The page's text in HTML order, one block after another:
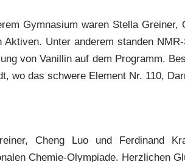
Gymnasium waren Stella Greiner,
Aktiven. Unter anderem standen
von Vanillin auf dem Programm.
wo das schwere Element Nr. 110,
Cheng Luo und Ferdinand
Chemie-Olympiade. Herzlichen